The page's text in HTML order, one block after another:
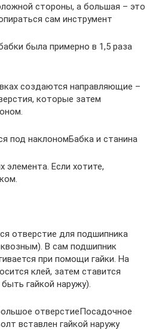
стороны, а большая – это
сам инструмент
была примерно в 1,5 раза
создаются направляющие –
которые затем
под наклономБабка и станина
Если хотите,
отверстие для подшипника
В сам подшипник
при помощи гайки. На
клей, затем ставится
гайкой наружу).
отверстиеПосадочное
вставлен гайкой наружу